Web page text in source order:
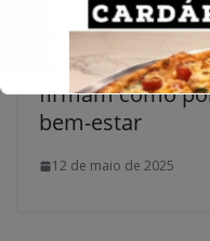
Shoppings de
protagonismo
firmam como
bem-estar
12 de maio de 2025